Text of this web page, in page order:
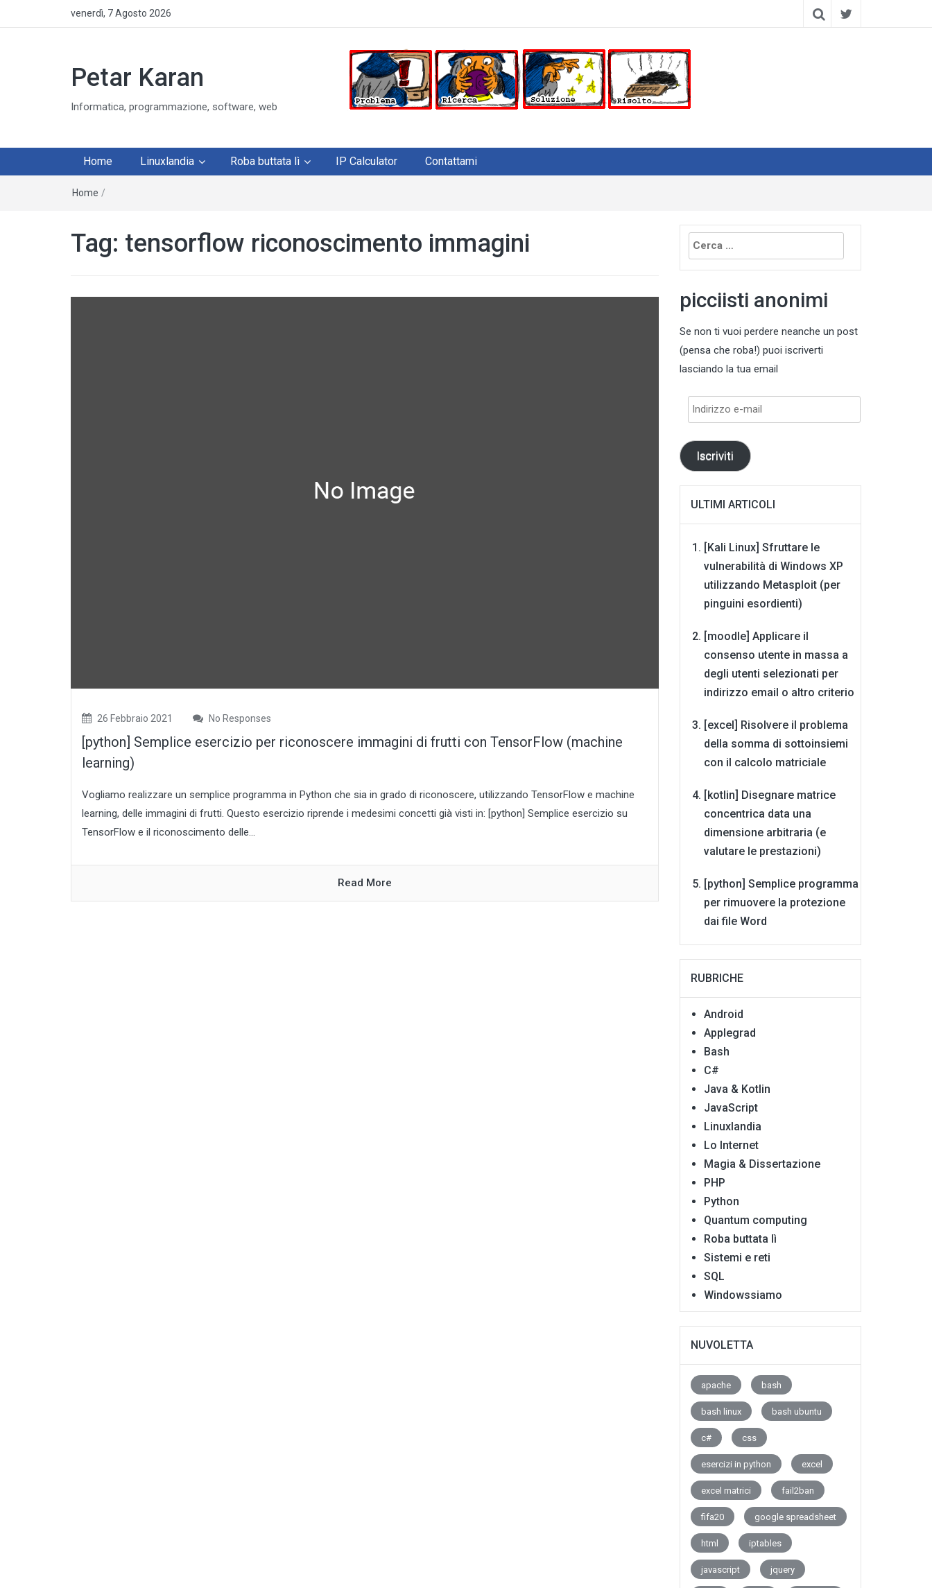
venerdì, 7 Agosto 2026
Petar Karan
Informatica, programmazione, software, web
Home Linuxlandia Roba buttata lì IP Calculator Contattami
Home /
Tag: tensorflow riconoscimento immagini
26 Febbraio 2021 No Responses
[python] Semplice esercizio per riconoscere immagini di frutti con TensorFlow (machine
learning)
Vogliamo realizzare un semplice programma in Python che sia in grado di riconoscere, utilizzando TensorFlow e machine
learning, delle immagini di frutti. Questo esercizio riprende i medesimi concetti già visti in: [python] Semplice esercizio su
TensorFlow e il riconoscimento delle...
Read More
Ricerca
per:
picciisti anonimi
Se non ti vuoi perdere neanche un post
(pensa che roba!) puoi iscriverti
lasciando la tua email
Indirizzo
Iscriviti
ULTIMI ARTICOLI
[Kali Linux] Sfruttare le
vulnerabilità di Windows XP
utilizzando Metasploit (per
pinguini esordienti)
[moodle] Applicare il
consenso utente in massa a
degli utenti selezionati per
indirizzo email o altro criterio
[excel] Risolvere il problema
della somma di sottoinsiemi
con il calcolo matriciale
[kotlin] Disegnare matrice
concentrica data una
dimensione arbitraria (e
valutare le prestazioni)
[python] Semplice programma
per rimuovere la protezione
dai file Word
RUBRICHE
Android
Applegrad
Bash
C#
Java & Kotlin
JavaScript
Linuxlandia
Lo Internet
Magia & Dissertazione
PHP
Python
Quantum computing
Roba buttata lì
Sistemi e reti
SQL
Windowssiamo
NUVOLETTA
apache bash
bash linux bash ubuntu
c# css
esercizi in python excel
excel matrici fail2ban
fifa20 google spreadsheet
html iptables
javascript jquery